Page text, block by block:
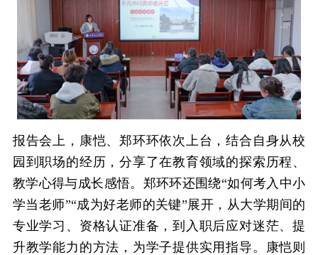
报告会上，康恺、郑环环依次上台，结合自身从校
园到职场的经历，分享了在教育领域的探索历程、
教学心得与成长感悟。郑环环还围绕“如何考入中小
学当老师”“成为好老师的关键”展开，从大学期间的
专业学习、资格认证准备，到入职后应对迷茫、提
升教学能力的方法，为学子提供实用指导。康恺则